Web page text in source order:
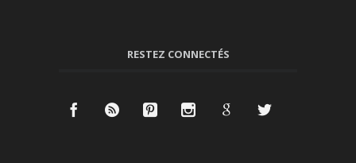
RESTEZ CONNECTÉS